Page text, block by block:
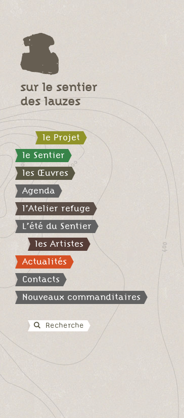
sur le sentier
des lauzes
le Projet
le Sentier
les Œuvres
Agenda
l’Atelier refuge
L’été du Sentier
les Artistes
Actualités
Contacts
Nouveaux commanditaires
Recherche